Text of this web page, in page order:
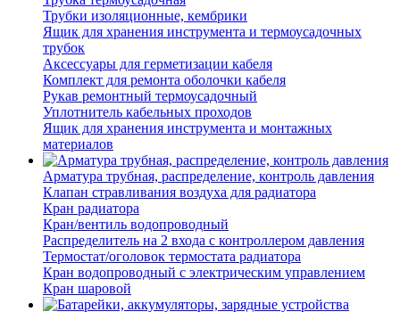
Трубки изоляционные, кембрики
Ящик для хранения инструмента и термоусадочных
трубок
Аксессуары для герметизации кабеля
Комплект для ремонта оболочки кабеля
Рукав ремонтный термоусадочный
Уплотнитель кабельных проходов
Ящик для хранения инструмента и монтажных
материалов
Арматура трубная, распределение, контроль давления
Клапан стравливания воздуха для радиатора
Кран радиатора
Кран/вентиль водопроводный
Распределитель на 2 входа с контроллером давления
Термостат/оголовок термостата радиатора
Кран водопроводный с электрическим управлением
Кран шаровой